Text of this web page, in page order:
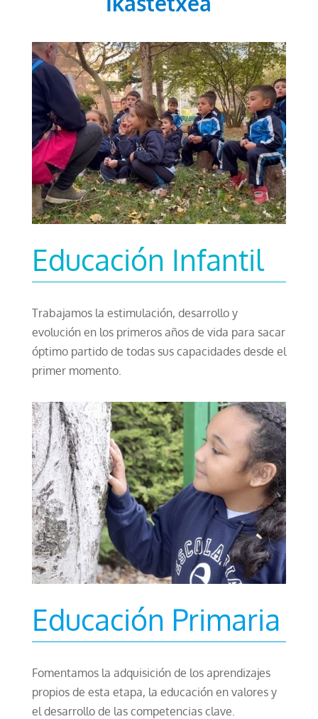
Educación Infantil
Trabajamos la estimulación, desarrollo y
evolución en los primeros años de vida para sacar
óptimo partido de todas sus capacidades desde el
primer momento.
Educación Primaria
Fomentamos la adquisición de los aprendizajes
propios de esta etapa, la educación en valores y
el desarrollo de las competencias clave.